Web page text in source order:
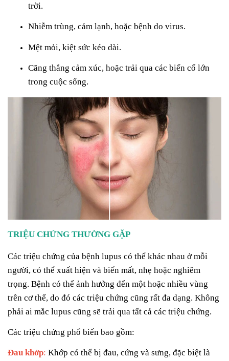
trời.
Nhiễm trùng, cảm lạnh, hoặc bệnh do virus.
Mệt mỏi, kiệt sức kéo dài.
Căng thẳng cảm xúc, hoặc trải qua các biến cố lớn
trong cuộc sống.
TRIỆU CHỨNG THƯỜNG GẶP
Các triệu chứng của bệnh lupus có thể khác nhau ở mỗi
người, có thể xuất hiện và biến mất, nhẹ hoặc nghiêm
trọng. Bệnh có thể ảnh hưởng đến một hoặc nhiều vùng
trên cơ thể, do đó các triệu chứng cũng rất đa dạng. Không
phải ai mắc lupus cũng sẽ trải qua tất cả các triệu chứng.
Các triệu chứng phổ biến bao gồm:
Đau khớp: Khớp có thể bị đau, cứng và sưng, đặc biệt là